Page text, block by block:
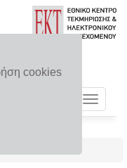
cookies
Toggle